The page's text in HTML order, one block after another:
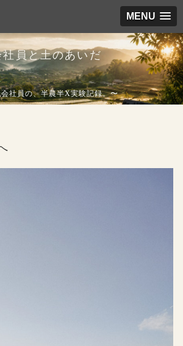
MENU
社員と土のあいだ
社員の、半農半X実験記録。〜